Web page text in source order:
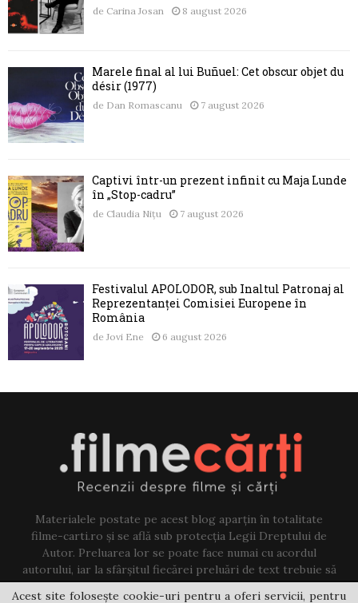
de Carina Josan 8 august 2026
Marele final al lui Buñuel: Cet obscur objet du
désir (1977)
de Dan Romascanu 7 august 2026
Captivi într-un prezent infinit cu Maja Lunde
în „Stop-cadru”
de Claudia Nițu 7 august 2026
Festivalul APOLODOR, sub Înaltul Patronaj al
Reprezentanței Comisiei Europene în
România
de Jovi Ene 6 august 2026
Materialele postate pe acest blog aparțin în totalitate
filme-carti.ro și se află sub protecția Legii Dreptului de
Autor. Preluarea lor se poate face numai cu acordul
autorului, iar la sfârșitul fiecărei preluări de text trebuie să
existe un link către acest blog.
Acest site folosește cookie-uri pentru a oferi servicii, pentru